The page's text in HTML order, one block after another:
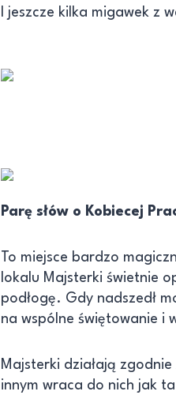
I jeszcze kilka migawek z
Parę słów o Kobiecej
To miejsce bardzo
lokalu Majsterki świetnie
podłogę. Gdy nadszedł
na wspólne świętowanie i
Majsterki działają
innym wraca do nich jak